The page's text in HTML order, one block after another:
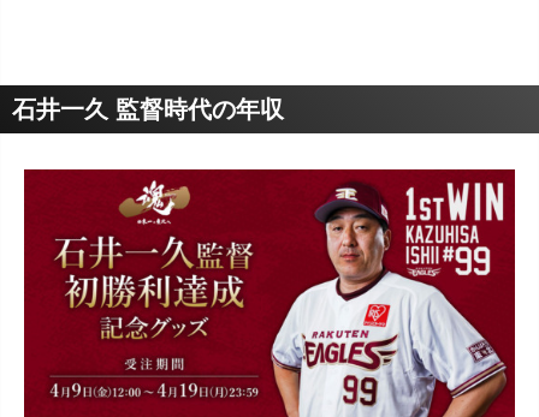
石井一久 監督時代の年収